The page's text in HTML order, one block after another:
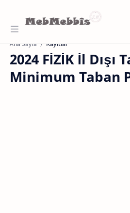
Ana Sayfa Kayıtlar
2024 FİZİK İl Dışı
Minimum Taban